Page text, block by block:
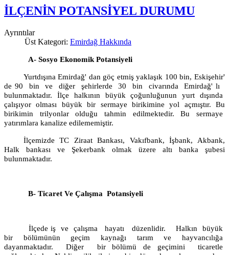
İLÇENİN POTANSİYEL DURUMU
Ayrıntılar
Üst Kategori: Emirdağ Hakkında
A- Sosyo Ekonomik Potansiyeli
Yurtdışına Emirdağ' dan göç etmiş yaklaşık 100 bin, Eskişehir'
de 90
bin ve diğer şehirlerde 30 bin civarında
Emirdağ' lı
bulunmaktadır. İlçe halkının büyük çoğunluğunun yurt dışında
çalışıyor olması büyük bir sermaye birikimine yol açmıştır. Bu
birikimin trilyonlar olduğu tahmin edilmektedir. Bu sermaye
yatırımlara kanalize edilememiştir.
İlçemizde TC Ziraat Bankası, Vakıfbank, İşbank, Akbank,
Halk bankası ve Şekerbank olmak üzere altı banka şubesi
bulunmaktadır.
B- Ticaret Ve Çalışma Potansiyeli
İlçede iş ve çalışma hayatı düzenlidir. Halkın
büyük
bir bölümünün geçim kaynağı tarım ve hayvancılığa
dayanmaktadır.
Diğer bir bölümü de geçimini
ticaretle